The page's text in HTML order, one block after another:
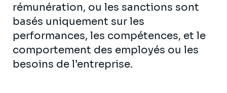
rémunération, ou les sanctions sont
basés uniquement sur les
performances, les compétences, et le
comportement des employés ou les
besoins de l’entreprise.